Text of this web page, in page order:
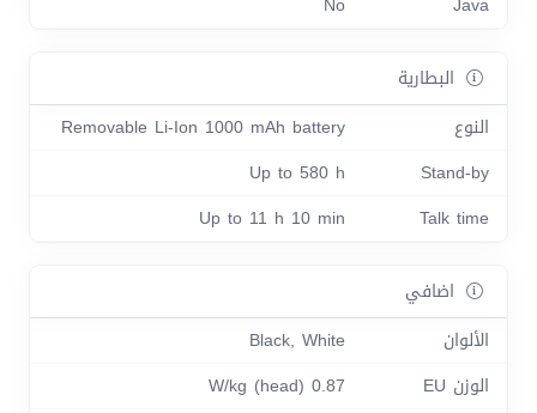
البطارية
النوع
Removable Li-Ion 1000 mAh battery
Stand-by
Up to 580 h
Talk time
Up to 11 h 10 min
اضافي
الألوان
Black, White
الوزن EU
0.87 W/kg (head)